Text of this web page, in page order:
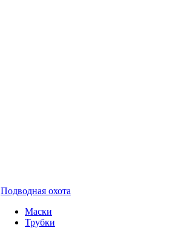
Подводная охота
Маски
Трубки